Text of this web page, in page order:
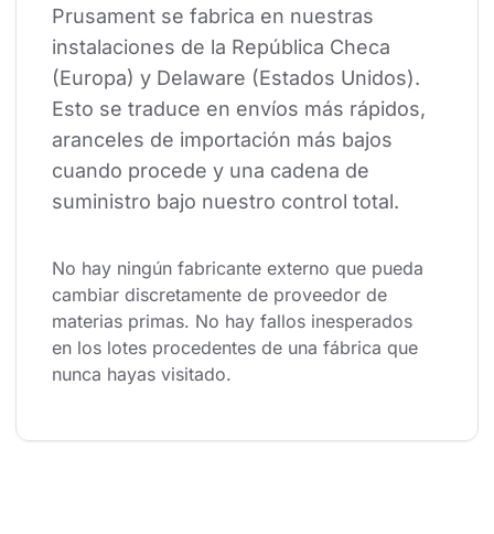
Prusament se fabrica en nuestras
instalaciones de la República Checa
(Europa) y Delaware (Estados Unidos).
Esto se traduce en envíos más rápidos,
aranceles de importación más bajos
cuando procede y una cadena de
suministro bajo nuestro control total.
No hay ningún fabricante externo que pueda
cambiar discretamente de proveedor de
materias primas. No hay fallos inesperados
en los lotes procedentes de una fábrica que
nunca hayas visitado.